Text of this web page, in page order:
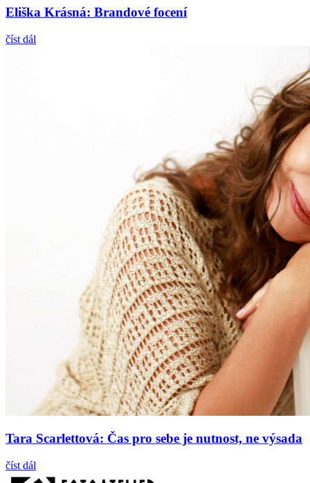
Eliška Krásná: Brandové focení
číst dál
Tara Scarlettová: Čas pro sebe je nutnost, ne výsada
číst dál